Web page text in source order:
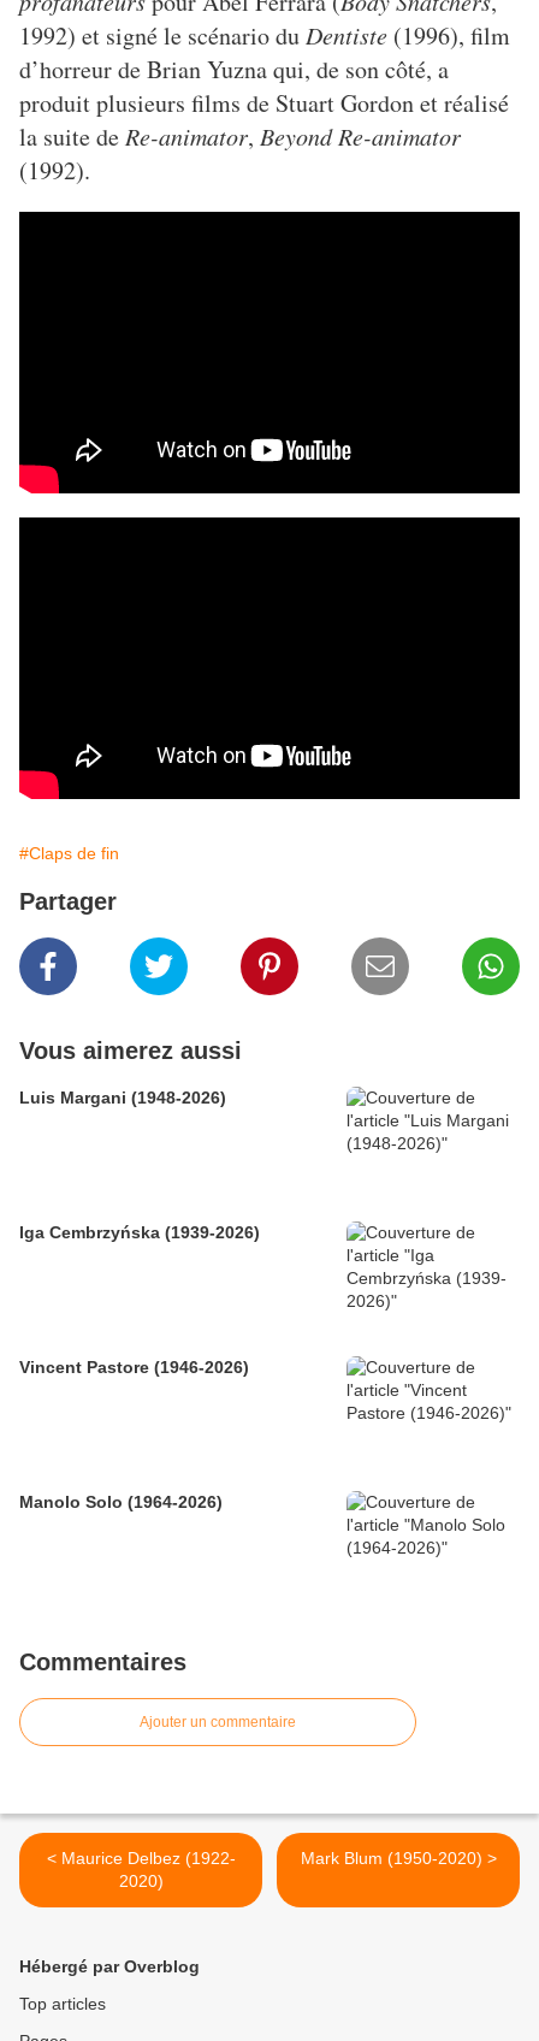
1992) et signé le scénario du Dentiste (1996), film
d’horreur de Brian Yuzna qui, de son côté, a
produit plusieurs films de Stuart Gordon et réalisé
la suite de Re-animator, Beyond Re-animator
(1992).
#Claps de fin
Partager
Vous aimerez aussi
Luis Margani (1948-2026)
Iga Cembrzyńska (1939-2026)
Vincent Pastore (1946-2026)
Manolo Solo (1964-2026)
Commentaires
Ajouter un commentaire
< Maurice Delbez (1922-
2020)
Mark Blum (1950-2020) >
Hébergé par Overblog
Top articles